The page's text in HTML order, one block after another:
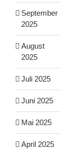
September
2025
August
2025
Juli 2025
Juni 2025
Mai 2025
April 2025